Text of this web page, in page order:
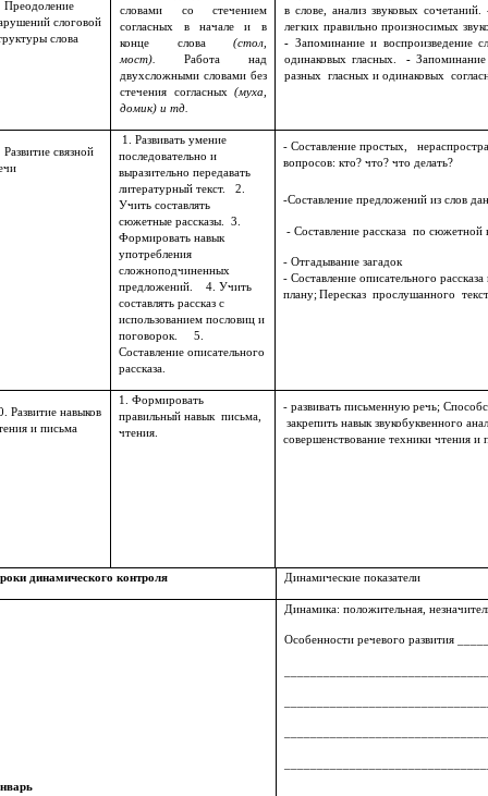
Преодоление
слоговой
слова
словами со стечением
согласных в начале и в
конце слова (стол,
мост).
Работа над
двухсложными словами без
стечения согласных (муха,
домик) и тд.
в слове, анализ звуковых сочетаний.
легких правильно произносимых
- Запоминание и воспроизведение
одинаковых гласных.- Запоминание
разных гласных и одинаковых
связной
1. Развивать умение
последовательно и
выразительно передавать
литературный текст. 2.
Учить составлять
сюжетные рассказы. 3.
Формировать навык
употребления
сложноподчиненных
предложений. 4. Учить
составлять рассказ с
использованием пословиц и
поговорок. 5.
Составление описательного
рассказа.
- Составление простых,
вопросов: кто? что? что делать?
-Составление предложений из слов
- Составление рассказа по сюжетной
- Отгадывание загадок
- Составление описательного
плану; Пересказ прослушанного
Развитие навыков
и письма
1. Формировать
правильный навык письма,
чтения.
- развивать письменную речь;
закрепить навык звукобуквенного
совершенствование техники чтения и
динамического контроля Динамические показатели
Динамика: положительная,
Особенности речевого развития